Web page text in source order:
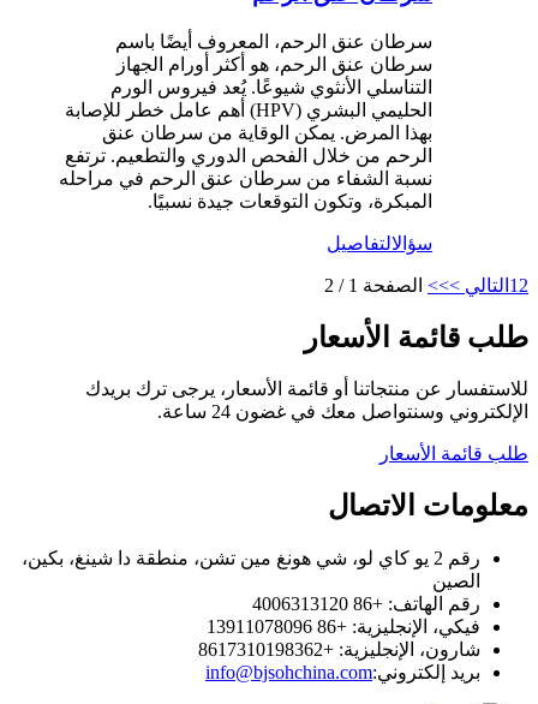
سرطان عنق الرحم، المعروف أيضًا باسم
سرطان عنق الرحم، هو أكثر أورام الجهاز
التناسلي الأنثوي شيوعًا. يُعد فيروس الورم
الحليمي البشري (HPV) أهم عامل خطر للإصابة
بهذا المرض. يمكن الوقاية من سرطان عنق
الرحم من خلال الفحص الدوري والتطعيم. ترتفع
نسبة الشفاء من سرطان عنق الرحم في مراحله
المبكرة، وتكون التوقعات جيدة نسبيًا.
سؤالالتفاصيل
1 2 التالي >>> الصفحة 1 / 2
طلب قائمة الأسعار
للاستفسار عن منتجاتنا أو قائمة الأسعار، يرجى ترك بريدك
الإلكتروني وسنتواصل معك في غضون 24 ساعة.
طلب قائمة الأسعار
معلومات الاتصال
رقم 2 يو كاي لو، شي هونغ مين تشن، منطقة دا شينغ، بكين،
الصين
رقم الهاتف: +86 4006313120
فيكي، الإنجليزية: +86 13911078096
شارون، الإنجليزية: +8617310198362
بريد إلكتروني:info@bjsohchina.com